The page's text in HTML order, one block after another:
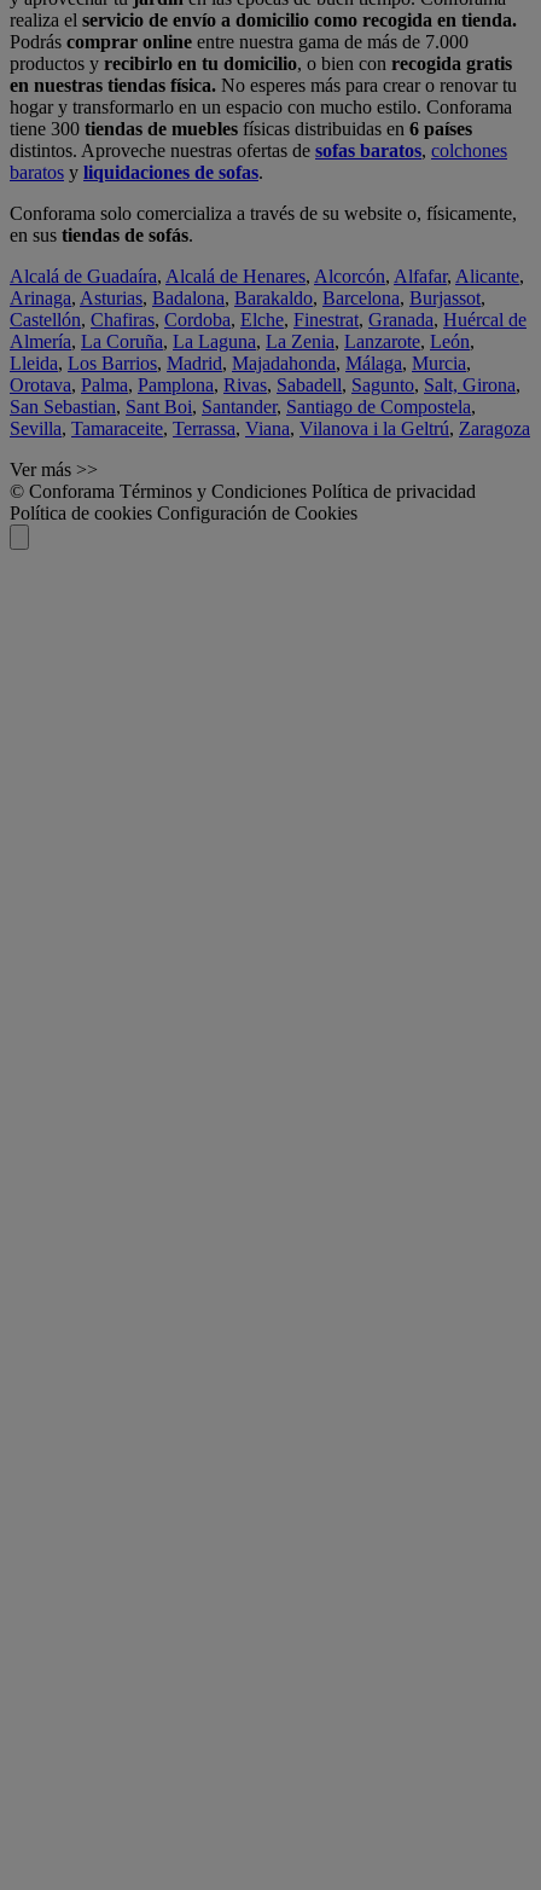
realiza el servicio de envío a domicilio como recogida en tienda.
Podrás comprar online entre nuestra gama de más de 7.000
productos y recibirlo en tu domicilio, o bien con recogida gratis
en nuestras tiendas física. No esperes más para crear o renovar tu
hogar y transformarlo en un espacio con mucho estilo. Conforama
tiene 300 tiendas de muebles físicas distribuidas en 6 países
distintos. Aproveche nuestras ofertas de sofas baratos, colchones
baratos y liquidaciones de sofas.
Conforama solo comercializa a través de su website o, físicamente,
en sus tiendas de sofás.
Alcalá de Guadaíra, Alcalá de Henares, Alcorcón, Alfafar, Alicante,
Arinaga, Asturias, Badalona, Barakaldo, Barcelona, Burjassot,
Castellón, Chafiras, Cordoba, Elche, Finestrat, Granada, Huércal de
Almería, La Coruña, La Laguna, La Zenia, Lanzarote, León,
Lleida, Los Barrios, Madrid, Majadahonda, Málaga, Murcia,
Orotava, Palma, Pamplona, Rivas, Sabadell, Sagunto, Salt, Girona,
San Sebastian, Sant Boi, Santander, Santiago de Compostela,
Sevilla, Tamaraceite, Terrassa, Viana, Vilanova i la Geltrú, Zaragoza
Ver más >>
© Conforama Términos y Condiciones Política de privacidad
Política de cookies Configuración de Cookies